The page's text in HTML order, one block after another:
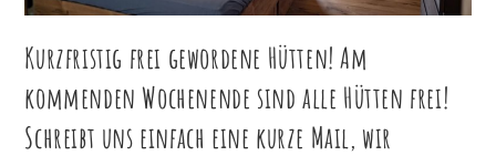
Kurzfristig frei gewordene Hütten! Am
kommenden Wochenende sind alle Hütten frei!
Schreibt uns einfach eine kurze Mail, wir